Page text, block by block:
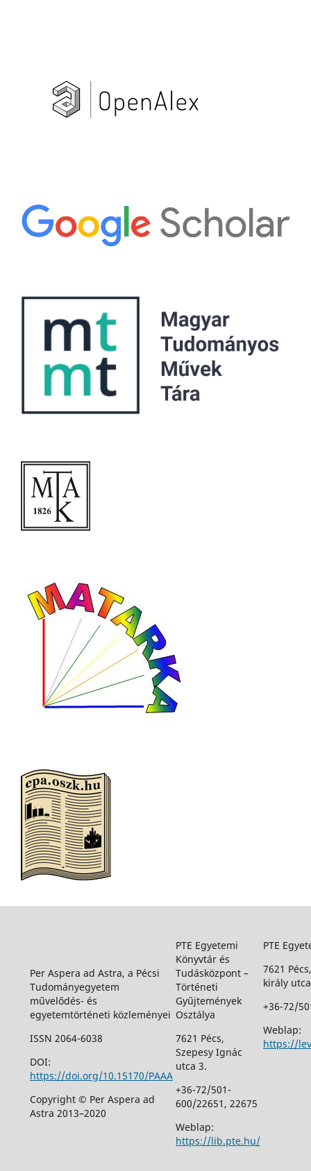
Per Aspera ad Astra, a Pécsi
Tudományegyetem
művelődés- és
egyetemtörténeti közleményei
ISSN 2064-6038
DOI:
https://doi.org/10.15170/PAAA
Copyright © Per Aspera ad
Astra 2013–2020
PTE Egyetemi
Könyvtár és
Tudásközpont –
Történeti
Gyűjtemények
Osztálya
7621 Pécs,
Szepesy Ignác
utca 3.
+36-72/501-
600/22651, 22675
Weblap:
https://lib.pte.hu/
PTE
7621
király
+36-72/
Weblap:
https://